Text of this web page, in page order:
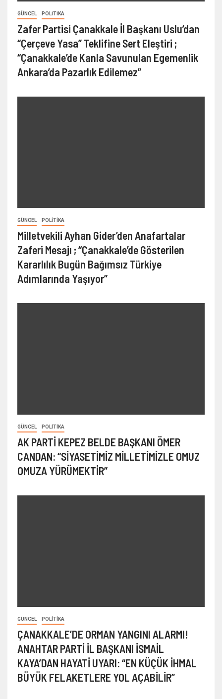
GÜNCEL POLITIKA
Zafer Partisi Çanakkale İl Başkanı Uslu’dan
“Çerçeve Yasa” Teklifine Sert Eleştiri ;
“Çanakkale’de Kanla Savunulan Egemenlik
Ankara’da Pazarlık Edilemez”
GÜNCEL POLITIKA
Milletvekili Ayhan Gider’den Anafartalar
Zaferi Mesajı ; “Çanakkale’de Gösterilen
Kararlılık Bugün Bağımsız Türkiye
Adımlarında Yaşıyor”
GÜNCEL POLITIKA
AK PARTİ KEPEZ BELDE BAŞKANI ÖMER
CANDAN: “SİYASETİMİZ MİLLETİMİZLE OMUZ
OMUZA YÜRÜMEKTİR”
GÜNCEL POLITIKA
ÇANAKKALE’DE ORMAN YANGINI ALARMI!
ANAHTAR PARTİ İL BAŞKANI İSMAİL
KAYA’DAN HAYATİ UYARI: “EN KÜÇÜK İHMAL
BÜYÜK FELAKETLERE YOL AÇABİLİR”